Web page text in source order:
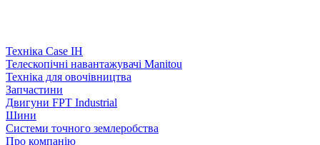
Техніка Case IH
Телескопічні навантажувачі Manitou
Техніка для овочівництва
Запчастини
Двигуни FPT Industrial
Шини
Системи точного землеробства
Про компанію